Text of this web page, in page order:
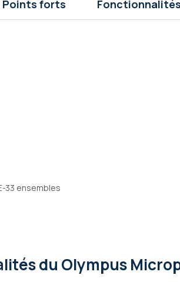
Points forts Fonctionnalités
33 ensembles
du Olympus